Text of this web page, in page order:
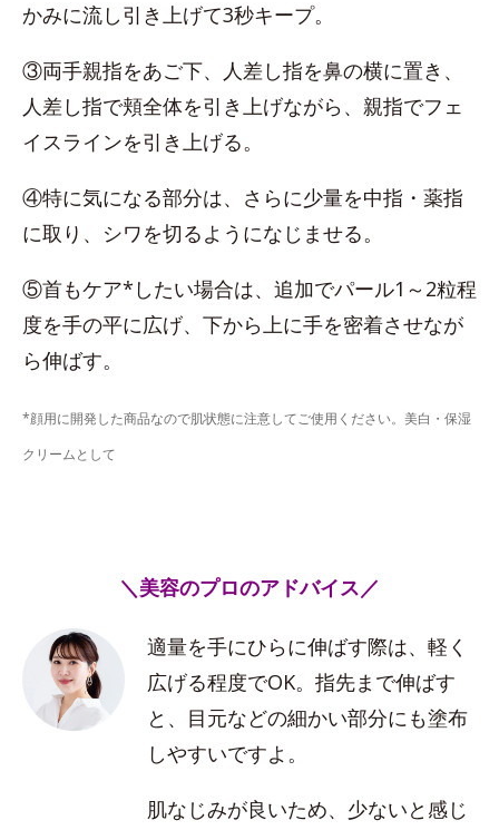
かみに流し引き上げて3秒キープ。
③両手親指をあご下、人差し指を鼻の横に置き、
人差し指で頬全体を引き上げながら、親指でフェ
イスラインを引き上げる。
④特に気になる部分は、さらに少量を中指・薬指
に取り、シワを切るようになじませる。
⑤首もケア*したい場合は、追加でパール1～2粒程
度を手の平に広げ、下から上に手を密着させなが
ら伸ばす。
*顔用に開発した商品なので肌状態に注意してご使用ください。美白・保湿
クリームとして
＼美容のプロのアドバイス／
適量を手にひらに伸ばす際は、軽く
広げる程度でOK。指先まで伸ばす
と、目元などの細かい部分にも塗布
しやすいですよ。
肌なじみが良いため、少ないと感じ